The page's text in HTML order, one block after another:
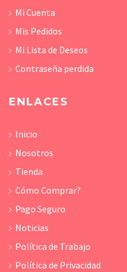
Mi Cuenta
Mis Pedidos
Mi Lista de Deseos
Contraseña perdida
ENLACES
Inicio
Nosotros
Tienda
Cómo Comprar?
Pago Seguro
Noticias
Política de Trabajo
Política de Privacidad